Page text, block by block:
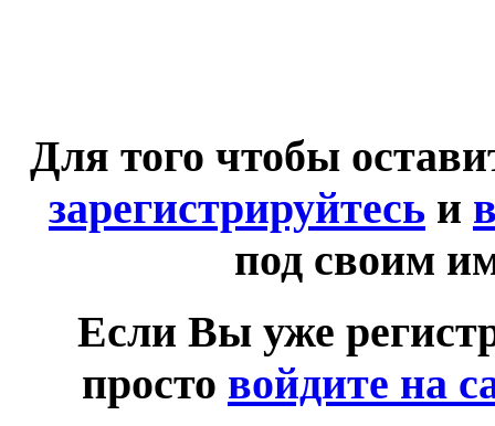
Для того чтобы
зарегистрируйтесь и
под своим
Если Вы уже
просто войдите на